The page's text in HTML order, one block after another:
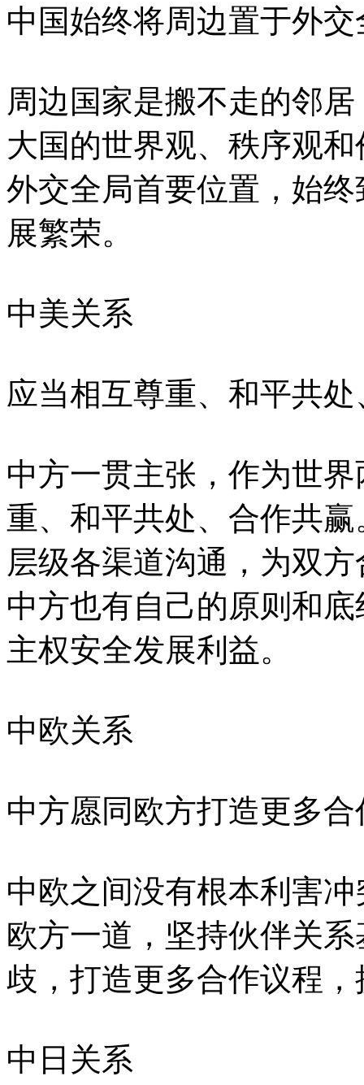
中国始终将周边置于外
周边国家是搬不走的邻
大国的世界观、秩序观
外交全局首要位置，始
展繁荣。
中美关系
应当相互尊重、和平共
中方一贯主张，作为世
重、和平共处、合作共
层级各渠道沟通，为双
中方也有自己的原则和
主权安全发展利益。
中欧关系
中方愿同欧方打造更多合
中欧之间没有根本利害
欧方一道，坚持伙伴关
歧，打造更多合作议程
中日关系